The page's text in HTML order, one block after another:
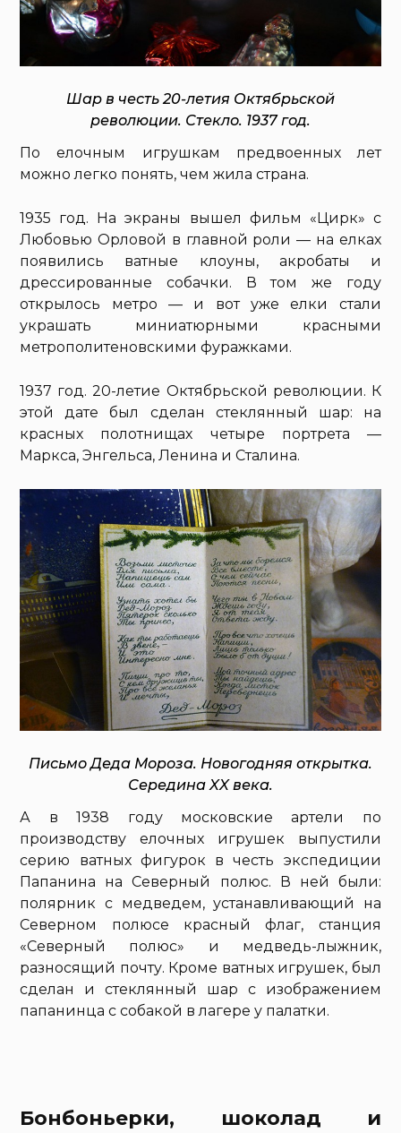
Шар в честь 20-летия Октябрьской
революции. Стекло. 1937 год.
По елочным игрушкам предвоенных лет
можно легко понять, чем жила страна.
1935 год. На экраны вышел фильм «Цирк» с
Любовью Орловой в главной роли — на елках
появились ватные клоуны, акробаты и
дрессированные собачки. В том же году
открылось метро — и вот уже елки стали
украшать миниатюрными красными
метрополитеновскими фуражками.
1937 год. 20-летие Октябрьской революции. К
этой дате был сделан стеклянный шар: на
красных полотнищах четыре портрета —
Маркса, Энгельса, Ленина и Сталина.
Письмо Деда Мороза. Новогодняя открытка.
Середина XX века.
А в 1938 году московские артели по
производству елочных игрушек выпустили
серию ватных фигурок в честь экспедиции
Папанина на Северный полюс. В ней были:
полярник с медведем, устанавливающий на
Северном полюсе красный флаг, станция
«Северный полюс» и медведь-лыжник,
разносящий почту. Кроме ватных игрушек, был
сделан и стеклянный шар с изображением
папанинца с собакой в лагере у палатки.
Бонбоньерки, шоколад и